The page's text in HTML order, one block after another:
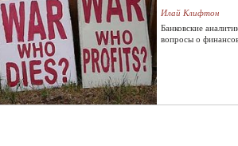
Илай Клифтон
Банковские
вопросы о